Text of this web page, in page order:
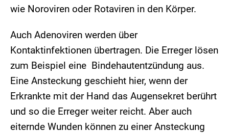
wie Noroviren oder Rotaviren in den Körper.
Auch Adenoviren werden über
Kontaktinfektionen übertragen. Die Erreger lösen
zum Beispiel eine Bindehautentzündung aus.
Eine Ansteckung geschieht hier, wenn der
Erkrankte mit der Hand das Augensekret berührt
und so die Erreger weiter reicht. Aber auch
eiternde Wunden können zu einer Ansteckung